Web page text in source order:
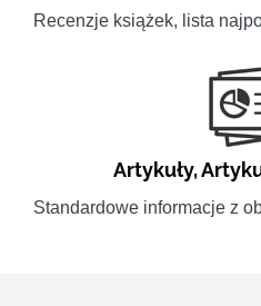
Recenzje książek, lista
Artykuły,
Standardowe informacje z